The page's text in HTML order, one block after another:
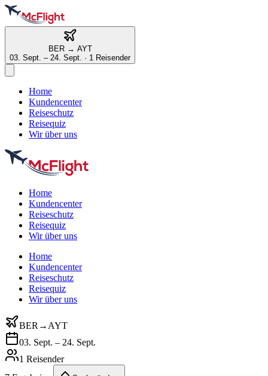
BER→ AYT
03. Sept. – 24. Sept. · 1 Reisender
Home
Kundencenter
Reiseschutz
Reisequiz
Wir über uns
Home
Kundencenter
Reiseschutz
Reisequiz
Wir über uns
Home
Kundencenter
Reiseschutz
Reisequiz
Wir über uns
BER → AYT
03. Sept. – 24. Sept.
1 Reisender